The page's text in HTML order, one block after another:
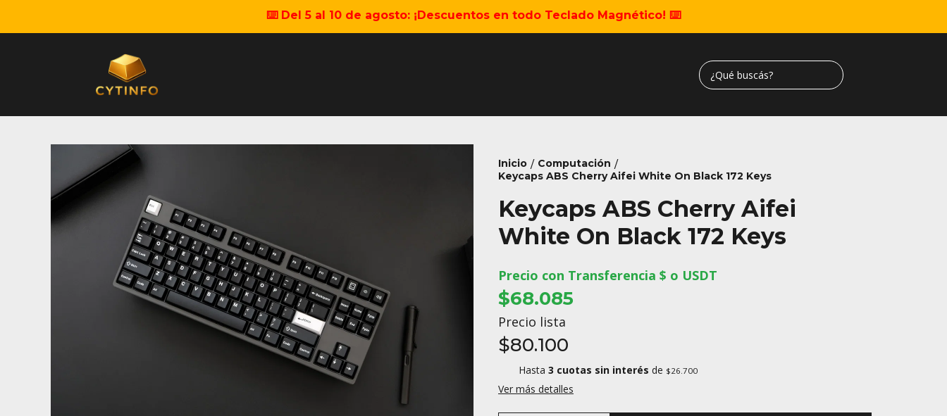
⌨️ Del 5 al 10 de agosto: ¡Descuentos en todo Teclado Magnético! ⌨️
Inicio / Computación /
Keycaps ABS Cherry Aifei White On Black 172 Keys
Keycaps ABS Cherry Aifei
White On Black 172 Keys
Precio con Transferencia $ o USDT
$68.085
Precio lista
$80.100
Hasta 3 cuotas sin interés de $26.700
Ver más detalles